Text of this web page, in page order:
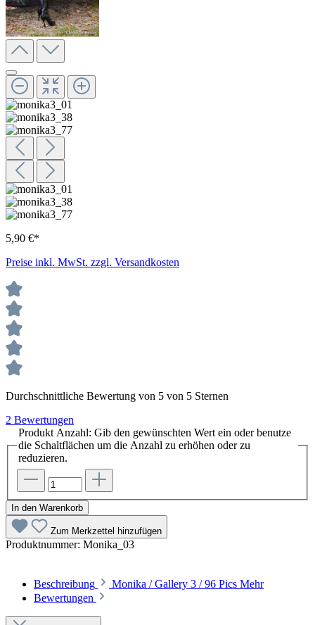
5,90 €*
Preise inkl. MwSt. zzgl. Versandkosten
Durchschnittliche Bewertung von 5 von 5 Sternen
2 Bewertungen
Produkt Anzahl: Gib den gewünschten Wert ein oder benutze
die Schaltflächen um die Anzahl zu erhöhen oder zu
reduzieren.
In den Warenkorb
Zum Merkzettel hinzufügen
Produktnummer: Monika_03
Beschreibung Monika / Gallery 3 / 96 Pics Mehr
Bewertungen